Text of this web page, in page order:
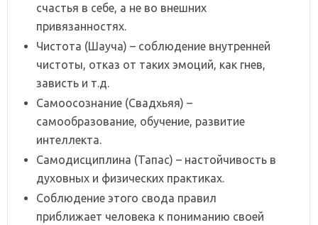
счастья в себе, а не во внешних
привязанностях.
Чистота (Шауча) – соблюдение внутренней
чистоты, отказ от таких эмоций, как гнев,
зависть и т.д.
Самоосознание (Свадхьяя) –
самообразование, обучение, развитие
интеллекта.
Самодисциплина (Тапас) – настойчивость в
духовных и физических практиках.
Соблюдение этого свода правил
приближает человека к пониманию своей